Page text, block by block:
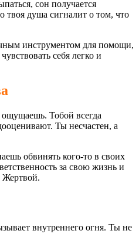
сон получается
душа сигналит о том, что
инструментом для помощи,
себя легко и
Тобой всегда
Ты несчастен, а
обвинять кого-то в своих
за свою жизнь и
Жертвой.
внутреннего огня. Ты не